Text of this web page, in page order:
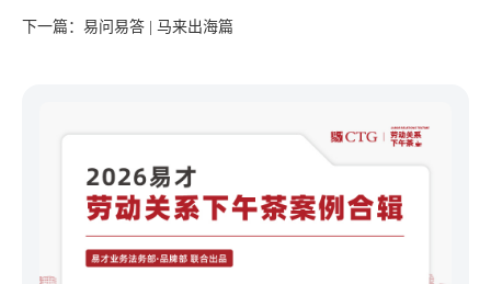
下一篇：易问易答 | 马来出海篇